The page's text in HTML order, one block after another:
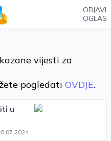
OBJAVI
OGLAS
vijesti za
pogledati OVDJE.
u